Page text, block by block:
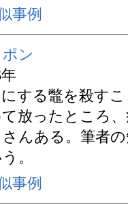
事例
ン
する鼈を殺す
放ったところ
んある。筆者
。
事例